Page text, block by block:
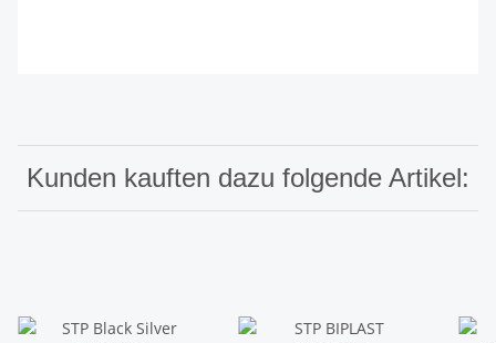
Kunden kauften dazu folgende Artikel: